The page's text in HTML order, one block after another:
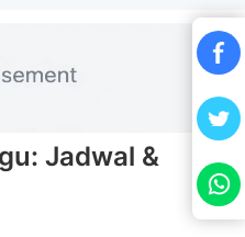
Jadwal &